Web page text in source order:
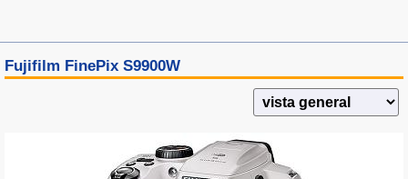
Fujifilm FinePix S9900W